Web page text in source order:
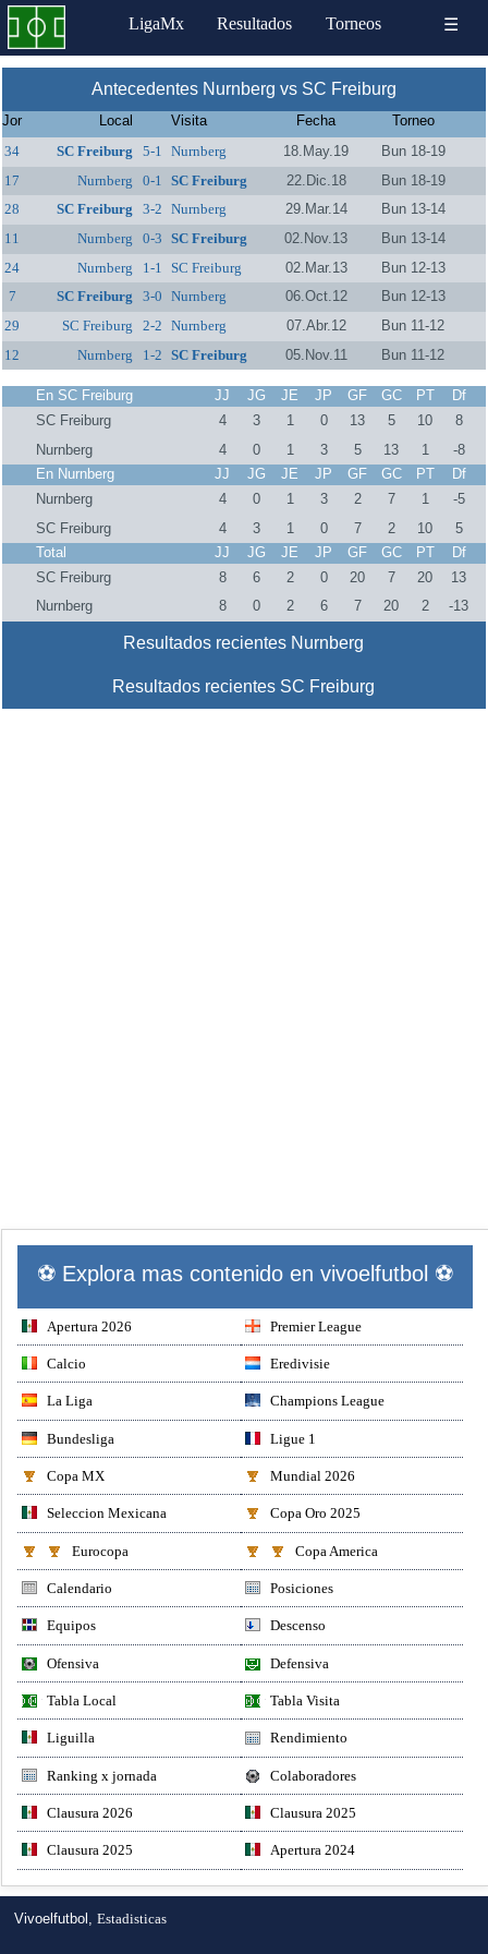
LigaMx Resultados Torneos ☰
Antecedentes Nurnberg vs SC Freiburg
Jor Local Visita Fecha
Torneo
34
SC Freiburg 5-1 Nurnberg 18.May.19
Bun 18-19
17
Nurnberg 0-1 SC Freiburg 22.Dic.18
Bun 18-19
28
SC Freiburg 3-2 Nurnberg 29.Mar.14
Bun 13-14
11
Nurnberg 0-3 SC Freiburg 02.Nov.13
Bun 13-14
24
Nurnberg 1-1 SC Freiburg 02.Mar.13
Bun 12-13
7
SC Freiburg 3-0 Nurnberg 06.Oct.12
Bun 12-13
29
SC Freiburg 2-2 Nurnberg 07.Abr.12
Bun 11-12
12
Nurnberg 1-2 SC Freiburg 05.Nov.11 Bun 11-12
En SC Freiburg JJ JG JE JP GF GC PT
Df
SC Freiburg
4 3 1 0 13 5 10
8
Nurnberg
4 0 1 3 5 13 1
-8
En Nurnberg
JJ JG JE JP GF GC PT
Df
Nurnberg
4 0 1 3 2 7 1
-5
SC Freiburg
4 3 1 0 7 2 10
5
Total
JJ JG JE JP GF GC PT
Df
SC Freiburg
8 6 2 0 20 7 20
13
Nurnberg
8 0 2 6 7 20 2 -13
Resultados recientes Nurnberg
Resultados recientes SC Freiburg
⚽ Explora mas contenido en vivoelfutbol ⚽
Apertura 2026 Premier League
Calcio Eredivisie
La Liga Champions League
Bundesliga Ligue 1
Copa MX Mundial 2026
Seleccion Mexicana Copa Oro 2025
Eurocopa Copa America
Calendario Posiciones
Equipos Descenso
Ofensiva Defensiva
Tabla Local Tabla Visita
Liguilla Rendimiento
Ranking x jornada Colaboradores
Clausura 2026 Clausura 2025
Clausura 2025 Apertura 2024
Vivoelfutbol,Estadisticas